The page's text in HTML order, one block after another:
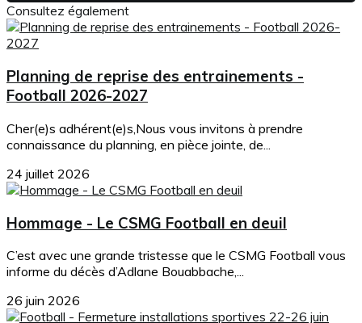
Consultez également
Planning de reprise des entrainements -
Football 2026-2027
Cher(e)s adhérent(e)s,Nous vous invitons à prendre
connaissance du planning, en pièce jointe, de...
24 juillet 2026
Hommage - Le CSMG Football en deuil
C’est avec une grande tristesse que le CSMG Football vous
informe du décès d’Adlane Bouabbache,...
26 juin 2026